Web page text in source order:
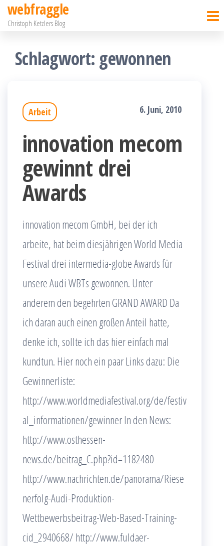
Zum
Inhalt
springen
webfraggle
Christoph Ketzlers Blog
Schlagwort: gewonnen
Arbeit 6. Juni, 2010
innovation mecom
gewinnt drei
Awards
innovation mecom GmbH, bei der ich
arbeite, hat beim diesjährigen World Media
Festival drei intermedia-globe Awards für
unsere Audi WBTs gewonnen. Unter
anderem den begehrten GRAND AWARD Da
ich daran auch einen großen Anteil hatte,
denke ich, sollte ich das hier einfach mal
kundtun. Hier noch ein paar Links dazu: Die
Gewinnerliste:
http://www.worldmediafestival.org/de/festiv
al_informationen/gewinner In den News:
http://www.osthessen-
news.de/beitrag_C.php?id=1182480
http://www.nachrichten.de/panorama/Riese
nerfolg-Audi-Produktion-
Wettbewerbsbeitrag-Web-Based-Training-
cid_2940668/ http://www.fuldaer-